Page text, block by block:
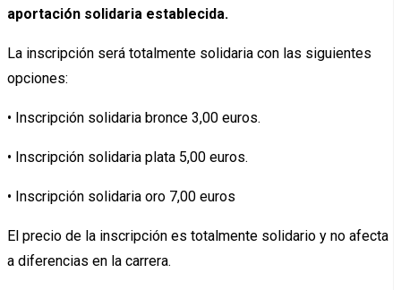
aportación solidaria establecida.
La inscripción será totalmente solidaria con las siguientes
opciones:
• Inscripción solidaria bronce 3,00 euros.
• Inscripción solidaria plata 5,00 euros.
• Inscripción solidaria oro 7,00 euros
El precio de la inscripción es totalmente solidario y no afecta
a diferencias en la carrera.